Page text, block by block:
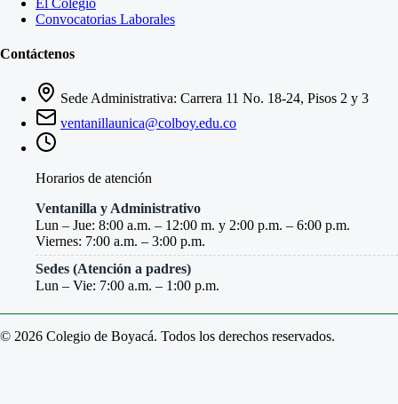
El Colegio
Convocatorias Laborales
Contáctenos
Sede Administrativa: Carrera 11 No. 18-24, Pisos 2 y 3
ventanillaunica@colboy.edu.co
Horarios de atención
Ventanilla y Administrativo
Lun – Jue: 8:00 a.m. – 12:00 m. y 2:00 p.m. – 6:00 p.m.
Viernes: 7:00 a.m. – 3:00 p.m.
Sedes (Atención a padres)
Lun – Vie: 7:00 a.m. – 1:00 p.m.
© 2026 Colegio de Boyacá. Todos los derechos reservados.